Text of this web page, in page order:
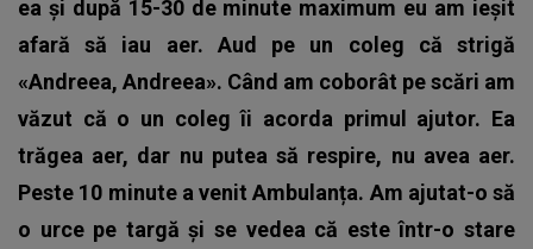
ea și după 15-30 de minute maximum eu am ieșit
afară să iau aer. Aud pe un coleg că strigă
«Andreea, Andreea». Când am coborât pe scări am
văzut că o un coleg îi acorda primul ajutor. Ea
trăgea aer, dar nu putea să respire, nu avea aer.
Peste 10 minute a venit Ambulanța. Am ajutat-o să
o urce pe targă și se vedea că este într-o stare